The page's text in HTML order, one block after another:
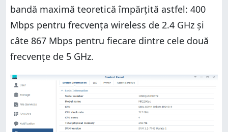
bandă maximă teoretică împărțită astfel: 400
Mbps pentru frecvența wireless de 2.4 GHz și
câte 867 Mbps pentru fiecare dintre cele două
frecvențe de 5 GHz.